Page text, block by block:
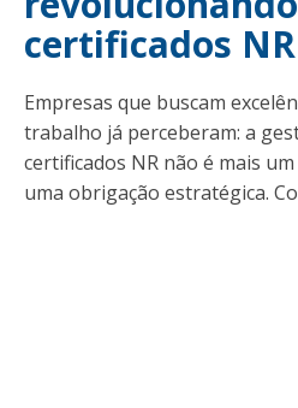
certificados NR
Empresas que buscam
trabalho já perceberam: a
certificados NR não é mais
uma obrigação estratégica.